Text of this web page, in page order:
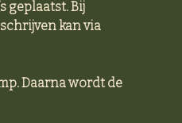
geplaatst. Bij
kan via
Daarna wordt de